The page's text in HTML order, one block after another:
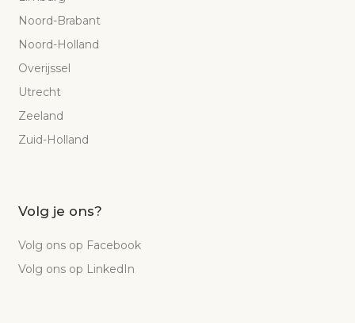
Noord-Brabant
Noord-Holland
Overijssel
Utrecht
Zeeland
Zuid-Holland
Volg je ons?
Volg ons op Facebook
Volg ons op LinkedIn